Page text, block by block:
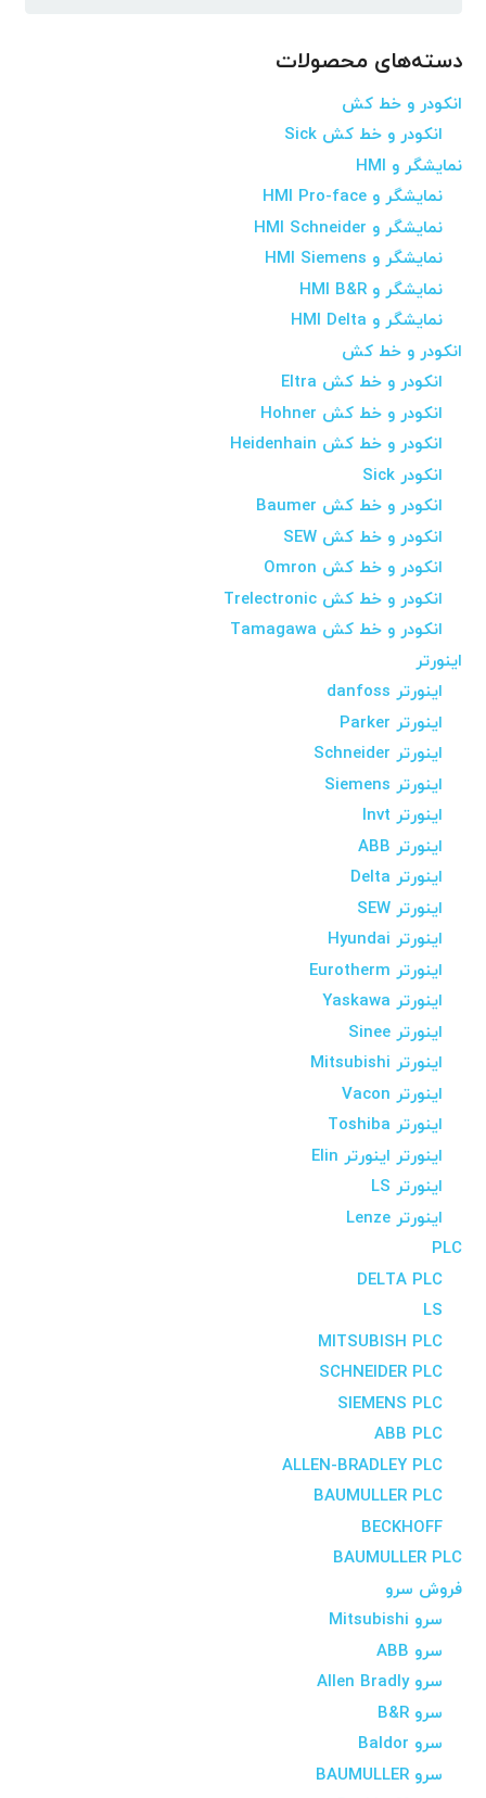
دسته‌های محصولات
انکودر و خط کش
انکودر و خط کش Sick
نمایشگر و HMI
نمایشگر و HMI Pro-face
نمایشگر و HMI Schneider
نمایشگر و HMI Siemens
نمایشگر و HMI B&R
نمایشگر و HMI Delta
انکودر و خط کش
انکودر و خط کش Eltra
انکودر و خط کش Hohner
انکودر و خط کش Heidenhain
انکودر Sick
انکودر و خط کش Baumer
انکودر و خط کش SEW
انکودر و خط کش Omron
انکودر و خط کش Trelectronic
انکودر و خط کش Tamagawa
اینورتر
اینورتر danfoss
اینورتر Parker
اینورتر Schneider
اینورتر Siemens
اینورتر Invt
اینورتر ABB
اینورتر Delta
اینورتر SEW
اینورتر Hyundai
اینورتر Eurotherm
اینورتر Yaskawa
اینورتر Sinee
اینورتر Mitsubishi
اینورتر Vacon
اینورتر Toshiba
اینورتر اینورتر Elin
اینورتر LS
اینورتر Lenze
PLC
DELTA PLC
LS
MITSUBISH PLC
SCHNEIDER PLC
SIEMENS PLC
ABB PLC
ALLEN-BRADLEY PLC
BAUMULLER PLC
BECKHOFF
BAUMULLER PLC
فروش سرو
سرو Mitsubishi
سرو ABB
سرو Allen Bradly
سرو B&R
سرو Baldor
سرو BAUMULLER